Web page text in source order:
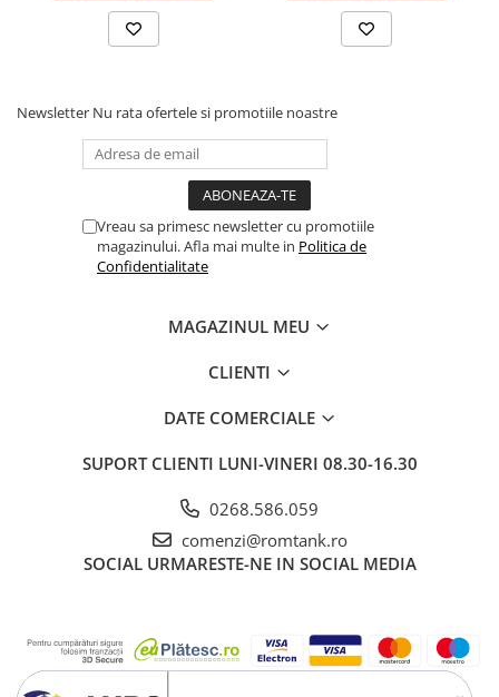
Newsletter Nu rata ofertele si promotiile noastre
Vreau sa primesc newsletter cu promotiile
magazinului. Afla mai multe in Politica de
Confidentialitate
MAGAZINUL MEU
CLIENTI
DATE COMERCIALE
SUPORT CLIENTI LUNI-VINERI 08.30-16.30
0268.586.059
comenzi@romtank.ro
SOCIAL URMARESTE-NE IN SOCIAL MEDIA